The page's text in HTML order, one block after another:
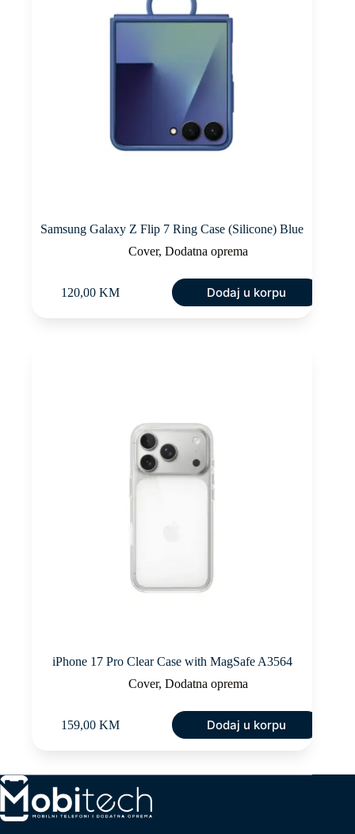
Samsung Galaxy Z Flip 7 Ring Case (Silicone) Blue
Cover, Dodatna oprema
120,00 KM Dodaj u korpu
iPhone 17 Pro Clear Case with MagSafe A3564
Cover, Dodatna oprema
159,00 KM Dodaj u korpu